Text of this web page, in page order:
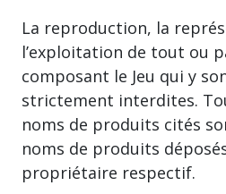
La reproduction, la
l’exploitation de tout ou
composant le Jeu qui y
strictement interdites.
noms de produits cités
noms de produits
propriétaire respectif.